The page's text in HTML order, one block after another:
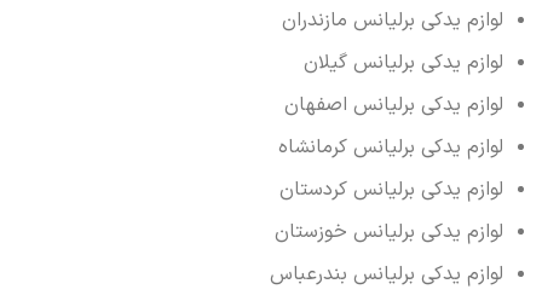
لوازم یدکی برلیانس مازندران
لوازم یدکی برلیانس گیلان
لوازم یدکی برلیانس اصفهان
لوازم یدکی برلیانس کرمانشاه
لوازم یدکی برلیانس کردستان
لوازم یدکی برلیانس خوزستان
لوازم یدکی برلیانس بندرعباس